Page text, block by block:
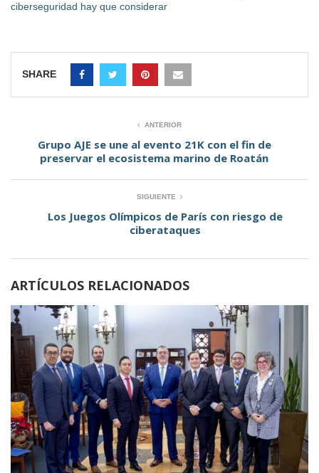
ciberseguridad hay que considerar
SHARE
ANTERIOR
Grupo AJE se une al evento 21K con el fin de
preservar el ecosistema marino de Roatán
SIGUIENTE
Los Juegos Olímpicos de París con riesgo de
ciberataques
ARTÍCULOS RELACIONADOS